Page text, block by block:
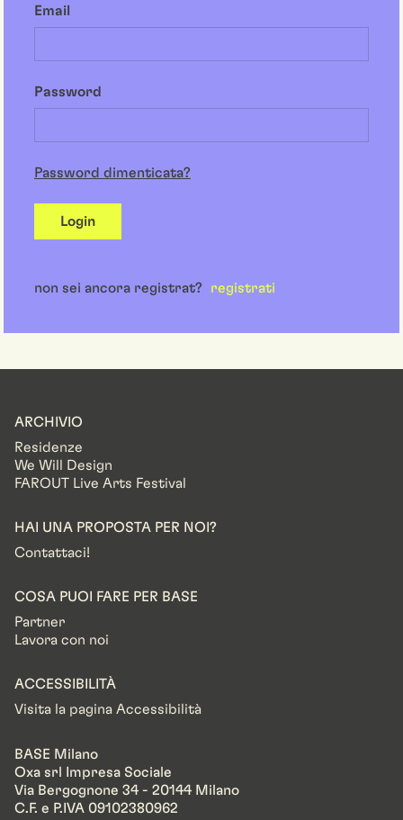
Email
Password
Password dimenticata?
Login
non sei ancora registrat? registrati
ARCHIVIO
Residenze
We Will Design
FAROUT Live Arts Festival
HAI UNA PROPOSTA PER NOI?
Contattaci!
COSA PUOI FARE PER BASE
Partner
Lavora con noi
ACCESSIBILITÀ
Visita la pagina Accessibilità
BASE Milano
Oxa srl Impresa Sociale
Via Bergognone 34 - 20144 Milano
C.F. e P.IVA 09102380962